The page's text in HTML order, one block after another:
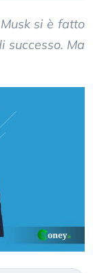
si è fatto
successo. Ma